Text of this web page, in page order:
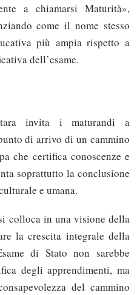
a chiamarsi Maturità»,
come il nome stesso
più ampia rispetto a
dell’esame.
invita i maturandi a
di arrivo di un cammino
che certifica conoscenze e
soprattutto la conclusione
e umana.
colloca in una visione della
la crescita integrale della
di Stato non sarebbe
degli apprendimenti, ma
del cammino